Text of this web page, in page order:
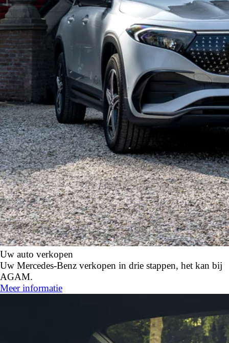
Uw auto verkopen
Uw Mercedes-Benz verkopen in drie stappen, het kan bij
AGAM.
Meer informatie